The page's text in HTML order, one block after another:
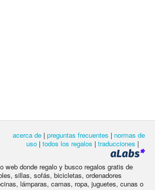
acerca de | preguntas frecuentes | normas de
uso | todos los regalos | traducciones |
web donde regalo y busco regalos gratis de
sillas, sofás, bicicletas, ordenadores
lámparas, camas, ropa, juguetes, cunas o